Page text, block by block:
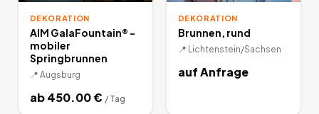
DEKORATION
AIM GalaFountain® -
mobiler
Springbrunnen
📍 Augsburg
ab450.00€ / Tag
DEKORATION
Brunnen, rund
📍 Lichtenstein/Sachsen
auf Anfrage